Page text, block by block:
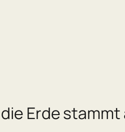
Erde